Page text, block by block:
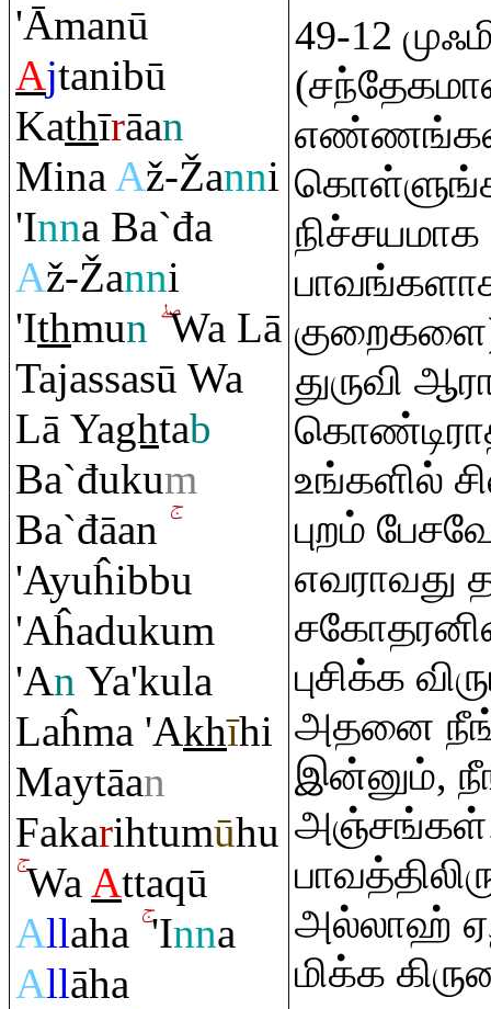
'Āmanū
Ajtanibū
Kathīrāan
MinaAž-Žanni
'Inna Ba`đa
Až-Žanni
'Ithmun Wa Lā
Tajassasū Wa
Lā Yaghtab
Ba`đukum
Ba`đāan
'Ayuĥibbu
'Aĥadukum
'An Ya'kula
Laĥma 'Akhīhi
Maytāan
Fakarihtumūhu
WaAttaqū
Allaha 'Inna
Allāha
49-12
துருவி
உங்களில்
புறம்
எவராவது
புசிக்க
அதனை
இன்னும்,
அஞ்சங்கள்.
அல்லாஹ்
மிக்க